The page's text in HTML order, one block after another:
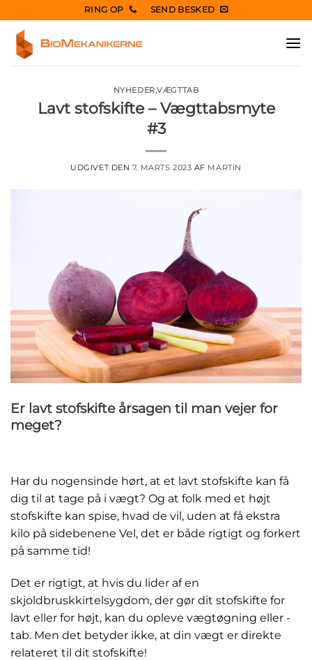
indhold
RING OP SEND BESKED
NYHEDER,VÆGTTAB
Lavt stofskifte – Vægttabsmyte
#3
UDGIVET DEN 7. MARTS 2023 AF MARTIN
Er lavt stofskifte årsagen til man vejer for
meget?
Har du nogensinde hørt, at et lavt stofskifte kan få
dig til at tage på i vægt? Og at folk med et højt
stofskifte kan spise, hvad de vil, uden at få ekstra
kilo på sidebenene Vel, det er både rigtigt og forkert
på samme tid!
Det er rigtigt, at hvis du lider af en
skjoldbruskkirtelsygdom, der gør dit stofskifte for
lavt eller for højt, kan du opleve vægtøgning eller -
tab. Men det betyder ikke, at din vægt er direkte
relateret til dit stofskifte!